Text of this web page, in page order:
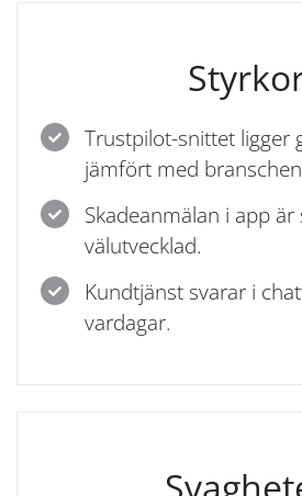
Trustpilot-snittet ligger
jämfört med
Skadeanmälan i app
välutvecklad.
Kundtjänst svarar i
vardagar.